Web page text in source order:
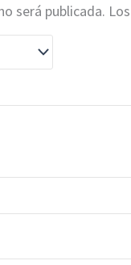
será publicada.